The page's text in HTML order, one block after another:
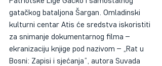
gatačkog bataljona Šargan. Omladinski
kulturni centar Atis će sredstva iskoristiti
za snimanje dokumentarnog filma –
ekranizaciju knjige pod nazivom – „Rat u
Bosni: Zapisi i sjećanja“, autora Suvada